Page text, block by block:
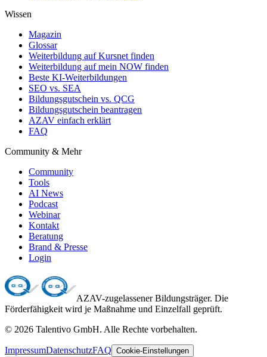
Wissen
Magazin
Glossar
Weiterbildung auf Kursnet finden
Weiterbildung auf mein NOW finden
Beste KI-Weiterbildungen
SEO vs. SEA
Bildungsgutschein vs. QCG
Bildungsgutschein beantragen
AZAV einfach erklärt
FAQ
Community & Mehr
Community
Tools
AI News
Podcast
Webinar
Kontakt
Beratung
Brand & Presse
Login
AZAV-zugelassener Bildungsträger. Die
Förderfähigkeit wird je Maßnahme und Einzelfall geprüft.
© 2026 Talentivo GmbH. Alle Rechte vorbehalten.
ImpressumDatenschutzFAQ Cookie-Einstellungen